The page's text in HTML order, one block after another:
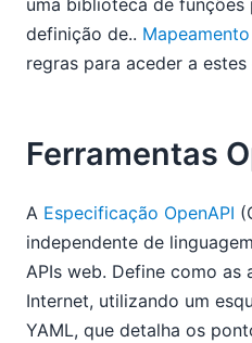
definição de..
regras para aceder a
Ferramentas
A Especificação OpenAPI
independente de
APIs web. Define como as
Internet, utilizando um
YAML, que detalha os